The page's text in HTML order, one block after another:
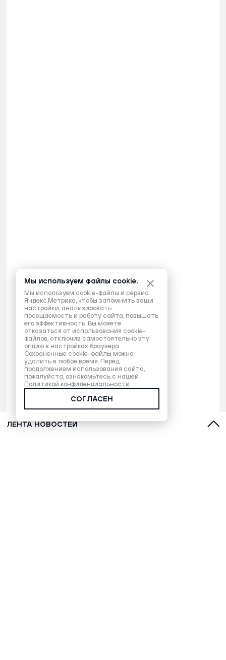
ЛЕНТА НОВОСТЕЙ
Мы используем файлы cookie.
Мы используем cookie-файлы и сервис
Яндекс.Метрика, чтобы запомнить ваши
настройки, анализировать
посещаемость и работу сайта, повышать
его эффективность. Вы можете
отказаться от использования cookie-
файлов, отключив самостоятельно эту
опцию в настройках браузера.
Сохраненные cookie-файлы можно
удалить в любое время. Перед
продолжением использования сайта,
пожалуйста, ознакомьтесь с нашей
Политикой конфиденциальности.
СОГЛАСЕН